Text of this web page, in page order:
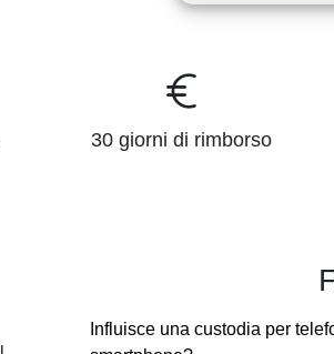
30 giorni di rimborso
Influisce una custodia per